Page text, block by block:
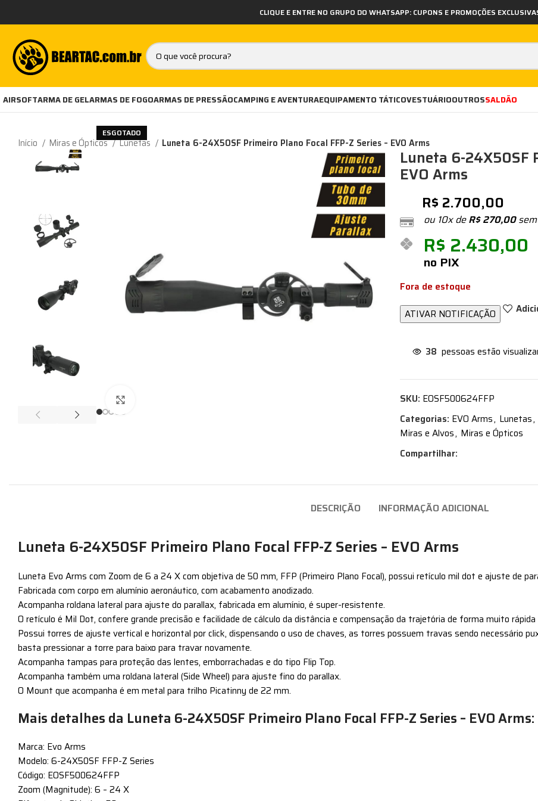
CLIQUE E ENTRE NO GRUPO DO WHATSAPP: CUPONS E PROMOÇÕES
AIRSOFTARMA DE GELARMAS DE FOGOARMAS DE PRESSÃOCAMPING E AVENTURAEQUIPAMENTO TÁTICOVESTUÁRIOOUTROSSALDÃO
Início Miras e Ópticos Lunetas Luneta 6-24X50SF Primeiro Plano Focal FFP-Z Series – EVO Arms
ESGOTADO
Luneta 6-24X50SF
EVO Arms
R$ 2.700,00
ou 10x deR$270,00
R$ 2.430,00
no PIX
Fora de estoque
38 pessoas estão
SKU: EOSF500624FFP
Categorias: EVO Arms, Lunetas,
Miras e Alvos, Miras e Ópticos
Compartilhar:
DESCRIÇÃO INFORMAÇÃO ADICIONAL
Luneta 6-24X50SF Primeiro Plano Focal FFP-Z Series – EVO Arms
Luneta Evo Arms com Zoom de 6 a 24 X com objetiva de 50 mm, FFP (Primeiro Plano Focal), possui retículo mil dot e ajuste de
Fabricada com corpo em alumínio aeronáutico, com acabamento anodizado.
Acompanha roldana lateral para ajuste do parallax, fabricada em alumínio, é super-resistente.
O retículo é Mil Dot, confere grande precisão e facilidade de cálculo da distância e compensação da trajetória de forma muito rápida
Possui torres de ajuste vertical e horizontal por click, dispensando o uso de chaves, as torres possuem travas sendo necessário
basta pressionar a torre para baixo para travar novamente.
Acompanha tampas para proteção das lentes, emborrachadas e do tipo Flip Top.
Acompanha também uma roldana lateral (Side Wheel) para ajuste fino do parallax.
O Mount que acompanha é em metal para trilho Picatinny de 22 mm.
Mais detalhes da Luneta 6-24X50SF Primeiro Plano Focal FFP-Z Series – EVO Arms:
Marca: Evo Arms
Modelo: 6-24X50SF FFP-Z Series
Código: EOSF500624FFP
Zoom (Magnitude): 6 – 24 X